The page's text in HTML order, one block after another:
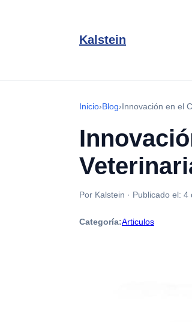
Kalstein
Inicio›Blog›Innovación en el
Por Kalstein · Publicado el: 4
Categoría:Articulos